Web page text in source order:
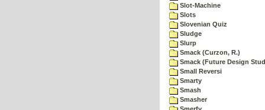
Slot-Machine
Slots
Slovenian Quiz
Sludge
Slurp
Smack (Curzon, R.)
Smack (Future Design
Small Reversi
Smarty
Smash
Smasher